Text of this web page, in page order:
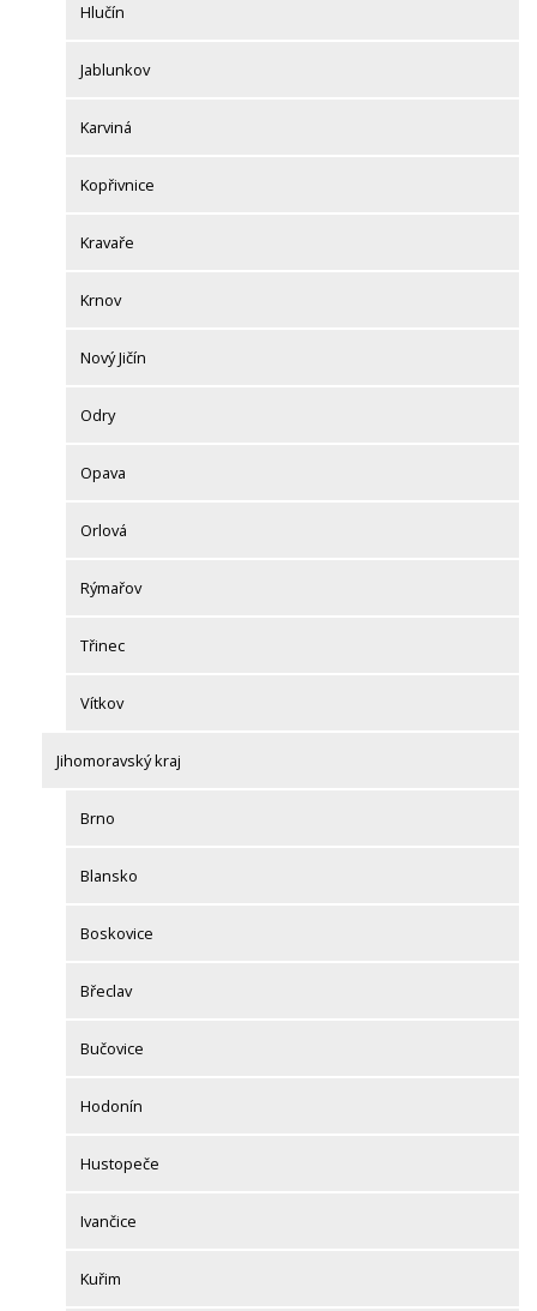
Hlučín
Jablunkov
Karviná
Kopřivnice
Kravaře
Krnov
Nový Jičín
Odry
Opava
Orlová
Rýmařov
Třinec
Vítkov
Jihomoravský kraj
Brno
Blansko
Boskovice
Břeclav
Bučovice
Hodonín
Hustopeče
Ivančice
Kuřim